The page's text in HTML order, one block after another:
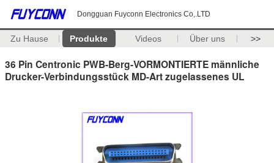
Dongguan Fuyconn Electronics Co,.LTD
Zu Hause Produkte Videos Über uns >>
36 Pin Centronic PWB-Berg-VORMONTIERTE männliche
Drucker-Verbindungsstück MD-Art zugelassenes UL